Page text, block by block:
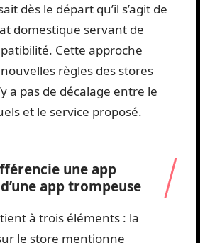
dès le départ qu’il s’agit de
domestique servant de
Cette approche
règles des stores
a pas de décalage entre le
et le service proposé.
une app
app trompeuse
à trois éléments : la
le store mentionne